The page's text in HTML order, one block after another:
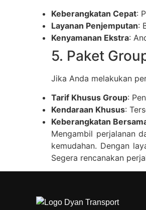
Keberangkatan Cepat:
Layanan Penjemputan:
Kenyamanan Ekstra:
5. Paket
Jika Anda melakukan
Tarif Khusus Group:
Kendaraan Khusus:
Keberangkatan
Mengambil perjalanan
kemudahan. Dengan
Segera rencanakan